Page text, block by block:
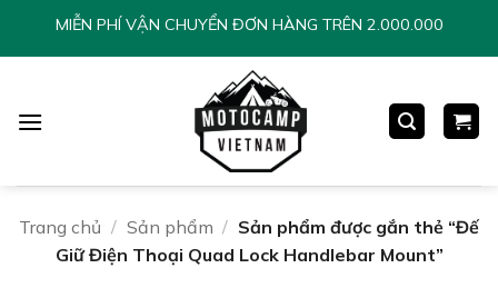
ChuyểnMIỄN PHÍ VẬN CHUYỂN ĐƠN HÀNG TRÊN 2.000.000
Trang chủ / Sản phẩm / Sản phẩm được gắn thẻ “Đế
Giữ Điện Thoại Quad Lock Handlebar Mount”